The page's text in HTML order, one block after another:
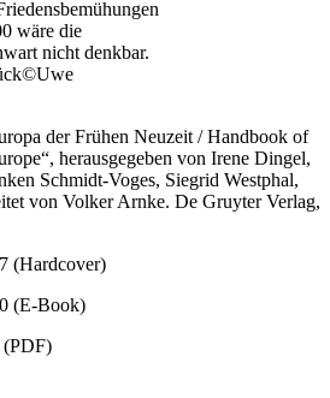
wäre die
nicht denkbar.
der Frühen Neuzeit / Handbook of
herausgegeben von Irene Dingel,
Schmidt-Voges, Siegrid Westphal,
von Volker Arnke. De Gruyter Verlag,
(Hardcover)
(E-Book)
(PDF)